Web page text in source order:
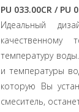
PU 033.00CR / PU
Идеальный
качественному
температуру
и температуры
которую Вы
смеситель,